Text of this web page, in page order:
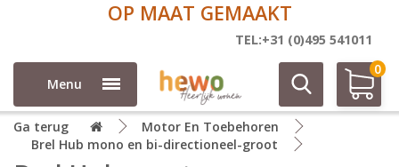
OP MAAT GEMAAKT
TEL:+31 (0)495 541011
Menu
0
Ga terug
Motor En Toebehoren
Brel Hub mono en bi-directioneel-groot